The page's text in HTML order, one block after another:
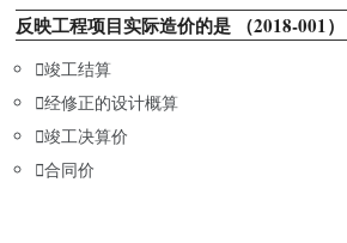
反映工程项目实际造价的是 （2018-001）
竣工结算
经修正的设计概算
竣工决算价
合同价